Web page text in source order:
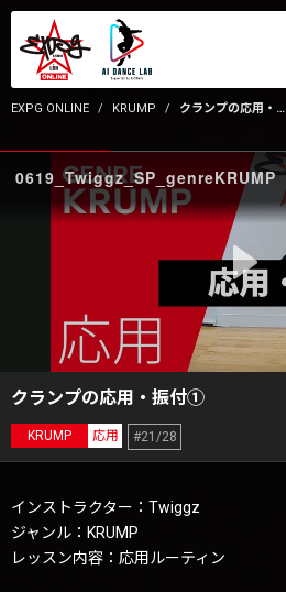
EXPG ONLINE KRUMP クランプの応用・振付①
0619_Twiggz_SP_genreKRUMP
クランプの応用・振付①
KRUMP 応用 #21/28
インストラクター：Twiggz
ジャンル：KRUMP
レッスン内容：応用ルーティン